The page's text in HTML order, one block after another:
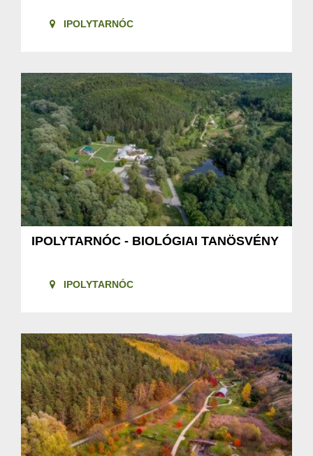
IPOLYTARNÓC
IPOLYTARNÓC - BIOLÓGIAI TANÖSVÉNY
IPOLYTARNÓC